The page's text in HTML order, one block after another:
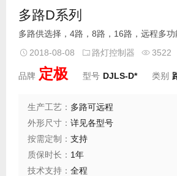
多路D系列
多路供选择，4路，8路，16路，远程多功
2018-08-08
路灯控制器 3522
品牌 定极 型号 DJLS-D* 类别
生产工艺： 多路可远程
外形尺寸： 详见各型号
按需定制： 支持
质保时长： 1年
技术支持： 全程